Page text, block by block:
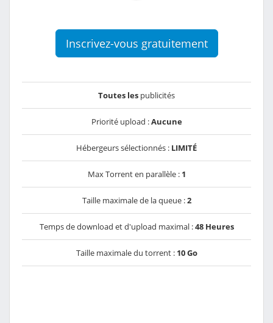
Inscrivez-vous gratuitement
Toutes les publicités
Priorité upload :Aucune
Hébergeurs sélectionnés : LIMITÉ
Max Torrent en parallèle : 1
Taille maximale de la queue :2
Temps de download et d'upload maximal :48 Heures
Taille maximale du torrent : 10 Go